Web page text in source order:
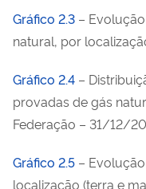
Gráfico 2.3 –
natural, por
Gráfico 2.4 –
provadas de gás
Federação – 31/12/
Gráfico 2.5 –
localização (terra e